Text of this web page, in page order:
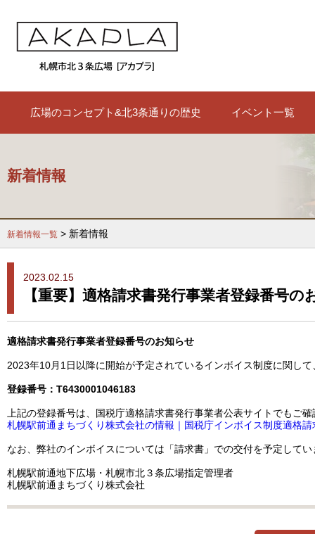
広場のコンセプト&北3条通りの歴史 イベント一覧
新着情報
新着情報一覧 > 新着情報
2023.02.15
【重要】適格請求書発行事業者登録番号の
適格請求書発行事業者登録番号のお知らせ
2023年10月1日以降に開始が予定されているインボイス制度に関し
登録番号：T6430001046183
上記の登録番号は、国税庁適格請求書発行事業者公表サイトでもご
札幌駅前通まちづくり株式会社の情報｜国税庁インボイス制度適格
なお、弊社のインボイスについては「請求書」での交付を予定して
札幌駅前通地下広場・札幌市北３条広場指定管理者
札幌駅前通まちづくり株式会社